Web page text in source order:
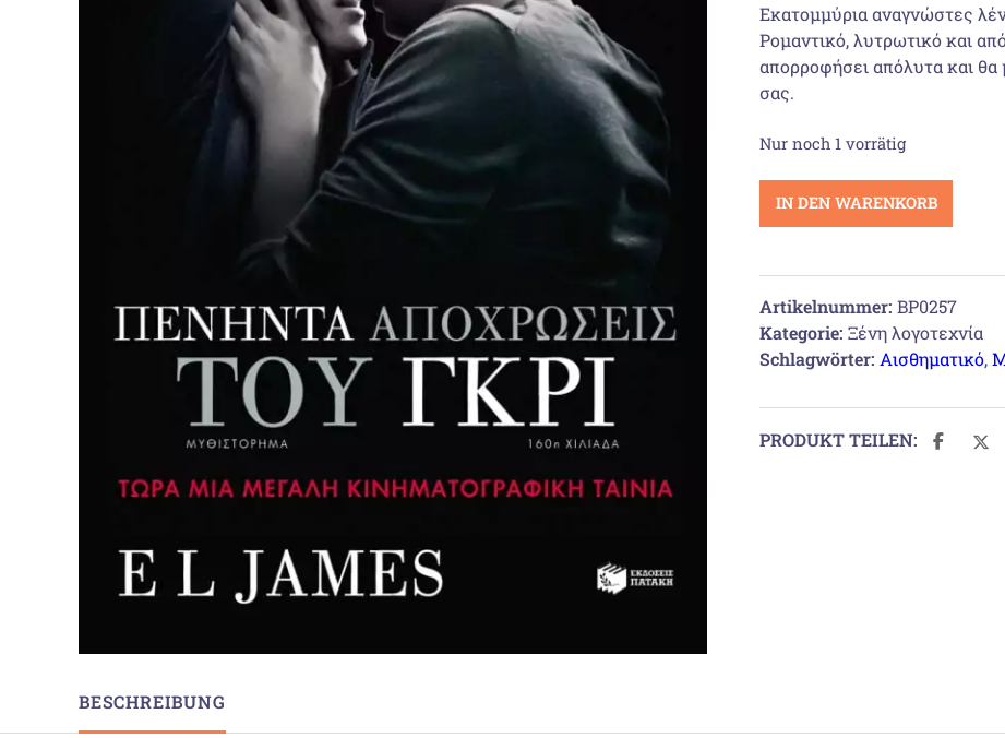
Εκατομμύρια αναγνώστες
Ρομαντικό, λυτρωτικό και
απορροφήσει απόλυτα και θα
σας.
Nur noch 1 vorrätig
Πενήντα
γκρι
Menge
IN DEN WARENKORB
Artikelnummer: BP0257
Kategorie: Ξένη λογοτεχνία
Schlagwörter: Αισθηματικό,
PRODUKT TEILEN:
BESCHREIBUNG